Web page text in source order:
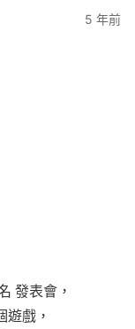
5 年前
發表會，
戲，